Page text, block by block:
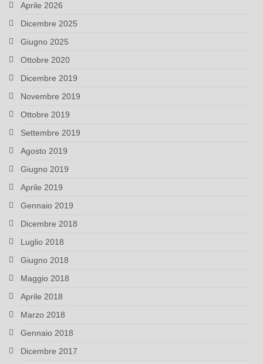
Aprile 2026
Dicembre 2025
Giugno 2025
Ottobre 2020
Dicembre 2019
Novembre 2019
Ottobre 2019
Settembre 2019
Agosto 2019
Giugno 2019
Aprile 2019
Gennaio 2019
Dicembre 2018
Luglio 2018
Giugno 2018
Maggio 2018
Aprile 2018
Marzo 2018
Gennaio 2018
Dicembre 2017